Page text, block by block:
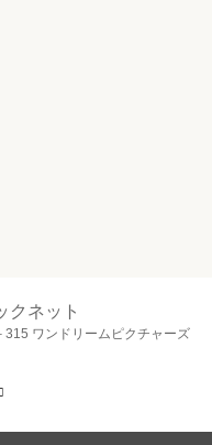
クネット
ワンドリームピクチャーズ